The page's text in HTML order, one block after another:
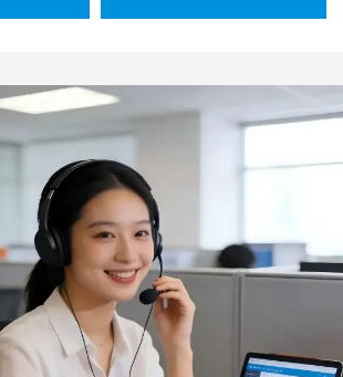
Suporte para Legumes e
Grades Metálicas